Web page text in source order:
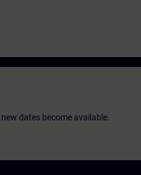
dates become available.